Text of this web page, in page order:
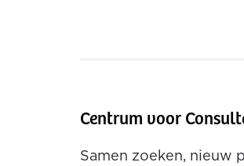
Centrum voor
Samen zoeken, nieuw